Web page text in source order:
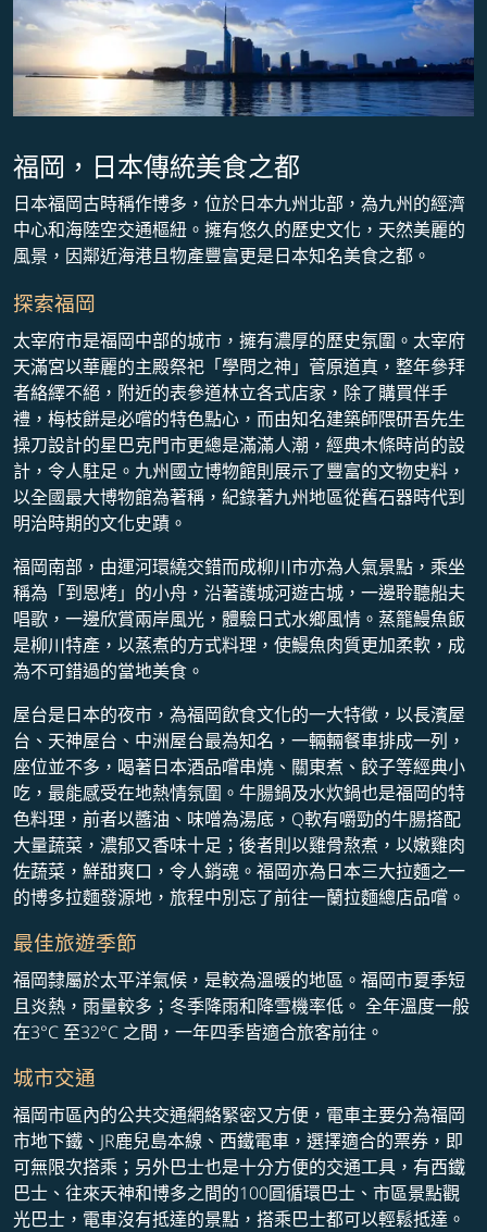
福岡，日本傳統美食之都
日本福岡古時稱作博多，位於日本九州北部，為九州的經濟
中心和海陸空交通樞紐。擁有悠久的歷史文化，天然美麗的
風景，因鄰近海港且物產豐富更是日本知名美食之都。
探索福岡
太宰府市是福岡中部的城市，擁有濃厚的歷史氛圍。太宰府
天滿宮以華麗的主殿祭祀「學問之神」菅原道真，整年參拜
者絡繹不絕，附近的表參道林立各式店家，除了購買伴手
禮，梅枝餅是必嚐的特色點心，而由知名建築師隈研吾先生
操刀設計的星巴克門市更總是滿滿人潮，經典木條時尚的設
計，令人駐足。九州國立博物館則展示了豐富的文物史料，
以全國最大博物館為著稱，紀錄著九州地區從舊石器時代到
明治時期的文化史蹟。
福岡南部，由運河環繞交錯而成柳川市亦為人氣景點，乘坐
稱為「到恩烤」的小舟，沿著護城河遊古城，一邊聆聽船夫
唱歌，一邊欣賞兩岸風光，體驗日式水鄉風情。蒸籠鰻魚飯
是柳川特產，以蒸煮的方式料理，使鰻魚肉質更加柔軟，成
為不可錯過的當地美食。
屋台是日本的夜市，為福岡飲食文化的一大特徵，以長濱屋
台、天神屋台、中洲屋台最為知名，一輛輛餐車排成一列，
座位並不多，喝著日本酒品嚐串燒、關東煮、餃子等經典小
吃，最能感受在地熱情氛圍。牛腸鍋及水炊鍋也是福岡的特
色料理，前者以醬油、味噌為湯底，Q軟有嚼勁的牛腸搭配
大量蔬菜，濃郁又香味十足；後者則以雞骨熬煮，以嫩雞肉
佐蔬菜，鮮甜爽口，令人銷魂。福岡亦為日本三大拉麵之一
的博多拉麵發源地，旅程中別忘了前往一蘭拉麵總店品嚐。
最佳旅遊季節
福岡隸屬於太平洋氣候，是較為溫暖的地區。福岡市夏季短
且炎熱，雨量較多；冬季降雨和降雪機率低。 全年溫度一般
在3°C 至32°C 之間，一年四季皆適合旅客前往。
城市交通
福岡市區內的公共交通網絡緊密又方便，電車主要分為福岡
市地下鐵、JR鹿兒島本線、西鐵電車，選擇適合的票券，即
可無限次搭乘；另外巴士也是十分方便的交通工具，有西鐵
巴士、往來天神和博多之間的100圓循環巴士、市區景點觀
光巴士，電車沒有抵達的景點，搭乘巴士都可以輕鬆抵達。